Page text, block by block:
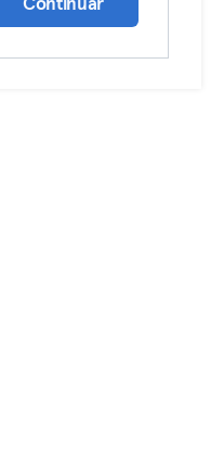
Continuar